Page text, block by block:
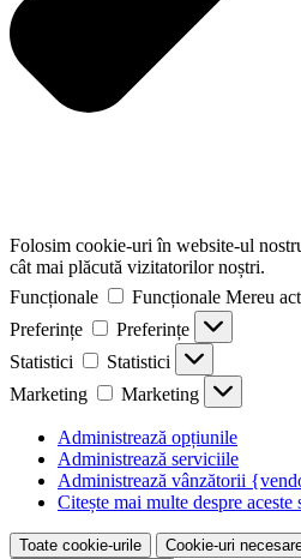
Folosim cookie-uri în website-ul
cât mai plăcută vizitatorilor noștri.
Funcționale
Funcționale Mereu
Preferințe
Preferințe
Statistici
Statistici
Marketing
Marketing
Administrează opțiunile
Administrează serviciile
Administrează vânzătorii
Citește mai multe despre aceste
Toate cookie-urile Cookie-uri